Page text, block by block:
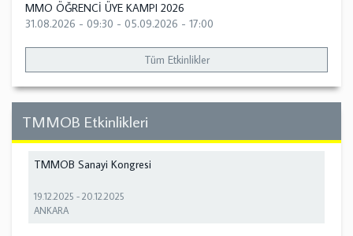
MMO ÖĞRENCİ ÜYE KAMPI 2026
31.08.2026 - 09:30 - 05.09.2026 - 17:00
Tüm Etkinlikler
TMMOB Etkinlikleri
TMMOB Sanayi Kongresi
19.12.2025 -20.12.2025
ANKARA